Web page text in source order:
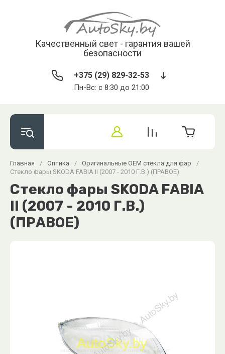
Качественный свет - гарантия вашей
безопасности
+375 (29) 829-32-53
Пн-Вс: с 8:30 до 21:00
Главная / Оптика / Оригинальные OEM стёкла для фар
/
Стекло фары SKODA FABIA II (2007 - 2010 Г.В.) (ПРАВОЕ)
Стекло фары SKODA FABIA
II (2007 - 2010 Г.В.)
(ПРАВОЕ)